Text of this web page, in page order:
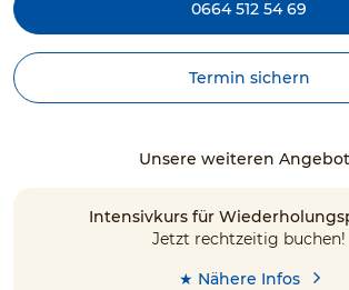
0664 512 54 69
Termin sichern
Unsere weiteren
Intensivkurs für
Jetzt rechtzeitig buchen!
★ Nähere Infos